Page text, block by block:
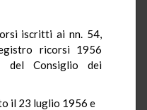
iscritti ai nn. 54,
ricorsi 1956
del Consiglio dei
il 23 luglio 1956 e